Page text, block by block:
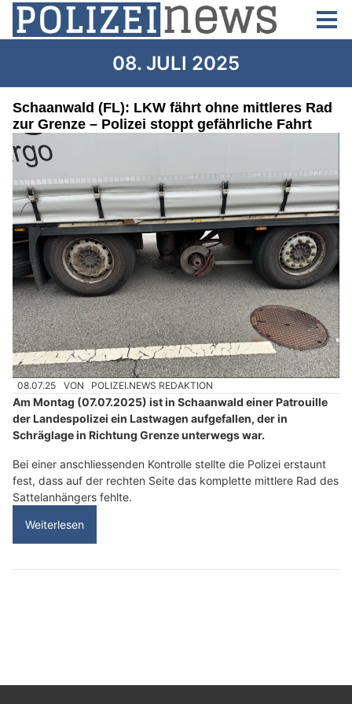
08. JULI 2025
Schaanwald (FL): LKW fährt ohne mittleres Rad
zur Grenze – Polizei stoppt gefährliche Fahrt
08.07.25 VON POLIZEI.NEWS REDAKTION
Am Montag (07.07.2025) ist in Schaanwald einer Patrouille
der Landespolizei ein Lastwagen aufgefallen, der in
Schräglage in Richtung Grenze unterwegs war.
Bei einer anschliessenden Kontrolle stellte die Polizei erstaunt
fest, dass auf der rechten Seite das komplette mittlere Rad des
Sattelanhängers fehlte.
Weiterlesen